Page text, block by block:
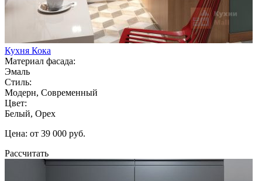
Кухня Кока
Материал фасада:
Эмаль
Стиль:
Модерн, Современный
Цвет:
Белый, Орех
Цена: от 39 000 руб.
Рассчитать